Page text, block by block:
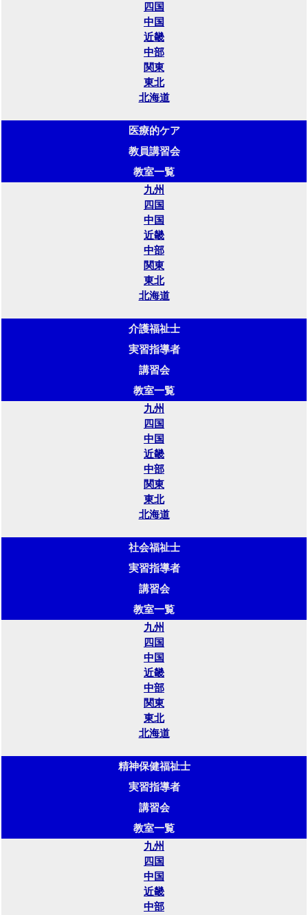
四国
中国
近畿
中部
関東
東北
北海道
医療的ケア
教員講習会
教室一覧
九州
四国
中国
近畿
中部
関東
東北
北海道
介護福祉士
実習指導者
講習会
教室一覧
九州
四国
中国
近畿
中部
関東
東北
北海道
社会福祉士
実習指導者
講習会
教室一覧
九州
四国
中国
近畿
中部
関東
東北
北海道
精神保健福祉士
実習指導者
講習会
教室一覧
九州
四国
中国
近畿
中部